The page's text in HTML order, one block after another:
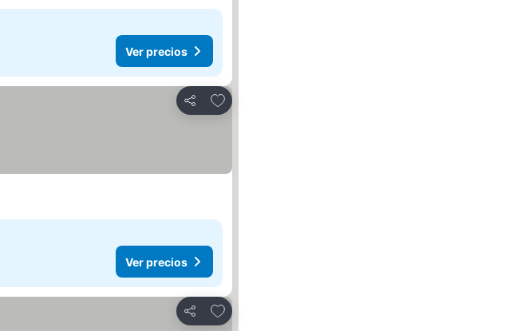
Ver precios
Compartir
Agregar a favoritos
Ver precios
Compartir
Agregar a favoritos